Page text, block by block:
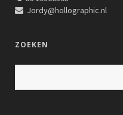
Jordy@hollographic.nl
ZOEKEN